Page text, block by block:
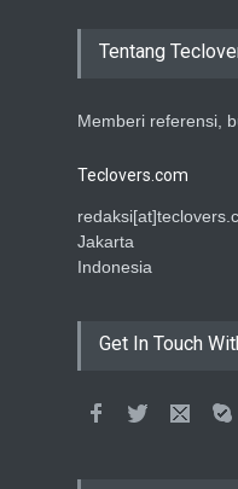
Tentang
Memberi referensi,
Teclovers.com
Jakarta
Indonesia
Get In Touch